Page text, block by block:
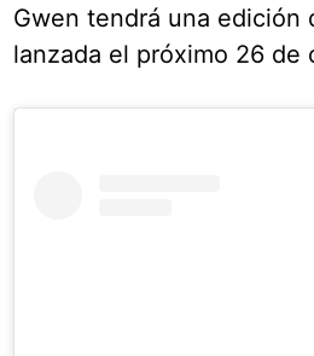
Gwen tendrá una edición
lanzada el próximo 26 de